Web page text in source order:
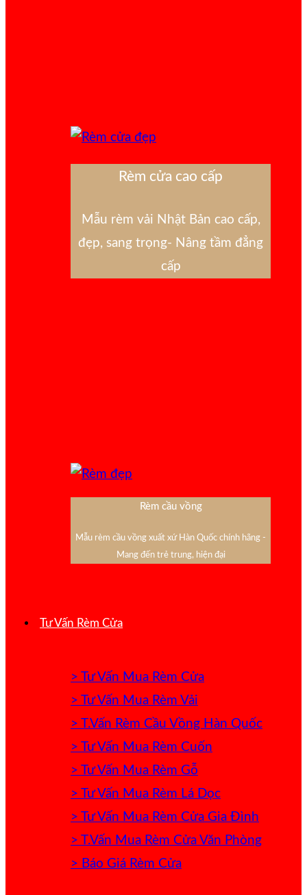
Rèm cửa cao cấp
Mẫu rèm vải Nhật Bản cao cấp,
đẹp, sang trọng- Nâng tầm đẳng
cấp
Rèm cầu vồng
Mẫu rèm cầu vồng xuất xứ Hàn Quốc chính hãng -
Mang đến trẻ trung, hiện đại
Tư Vấn Rèm Cửa
> Tư Vấn Mua Rèm Cửa
> Tư Vấn Mua Rèm Vải
> T.Vấn Rèm Cầu Vồng Hàn Quốc
> Tư Vấn Mua Rèm Cuốn
> Tư Vấn Mua Rèm Gỗ
> Tư Vấn Mua Rèm Lá Dọc
> Tư Vấn Mua Rèm Cửa Gia Đình
> T.Vấn Mua Rèm Cửa Văn Phòng
> Báo Giá Rèm Cửa